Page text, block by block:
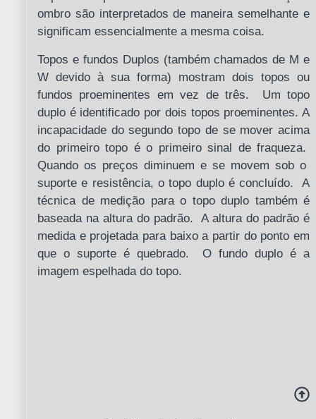
ombro são interpretados de maneira semelhante e
significam essencialmente a mesma coisa.
Topos e fundos Duplos (também chamados de M e
W devido à sua forma) mostram dois topos ou
fundos proeminentes em vez de três. Um topo
duplo é identificado por dois topos proeminentes. A
incapacidade do segundo topo de se mover acima
do primeiro topo é o primeiro sinal de fraqueza.
Quando os preços diminuem e se movem sob o
suporte e resistência, o topo duplo é concluído. A
técnica de medição para o topo duplo também é
baseada na altura do padrão. A altura do padrão é
medida e projetada para baixo a partir do ponto em
que o suporte é quebrado. O fundo duplo é a
imagem espelhada do topo.